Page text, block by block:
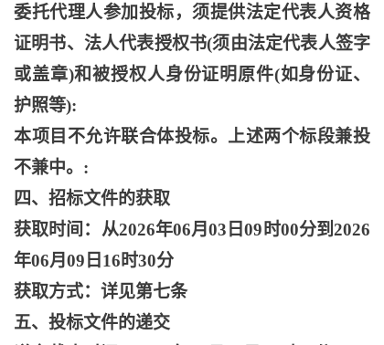
委托代理人参加投标，须提供法定代表人资格
证明书、法人代表授权书(须由法定代表人签字
或盖章)和被授权人身份证明原件(如身份证、
护照等):
本项目不允许联合体投标。上述两个标段兼投
不兼中。 :
四、招标文件的获取
获取时间：从2026年06月03日09时00分到2026
年06月09日16时30分
获取方式：详见第七条
五、投标文件的递交